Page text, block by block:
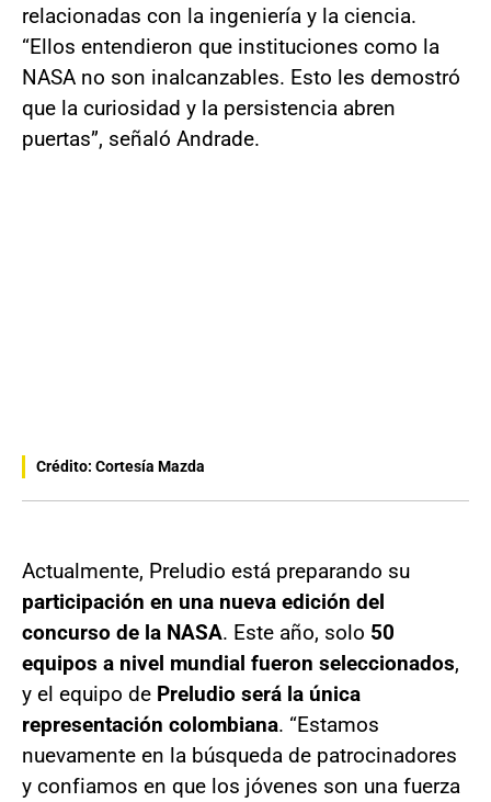
relacionadas con la ingeniería y la ciencia.
“Ellos entendieron que instituciones como la
NASA no son inalcanzables. Esto les demostró
que la curiosidad y la persistencia abren
puertas”, señaló Andrade.
Crédito: Cortesía Mazda
Actualmente, Preludio está preparando su
participación en una nueva edición del
concurso de la NASA. Este año, solo 50
equipos a nivel mundial fueron seleccionados,
y el equipo de Preludio será la única
representación colombiana. “Estamos
nuevamente en la búsqueda de patrocinadores
y confiamos en que los jóvenes son una fuerza